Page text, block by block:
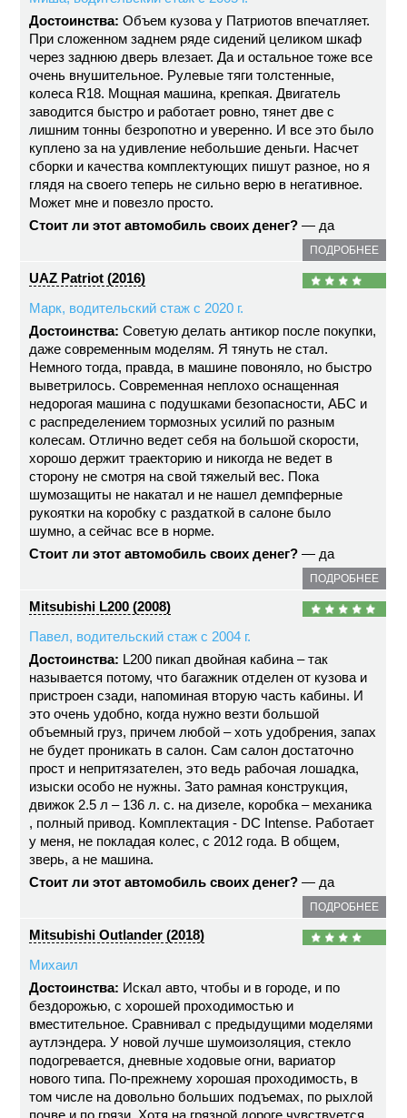
Достоинства: Объем кузова у Патриотов впечатляет.
При сложенном заднем ряде сидений целиком шкаф
через заднюю дверь влезает. Да и остальное тоже все
очень внушительное. Рулевые тяги толстенные,
колеса R18. Мощная машина, крепкая. Двигатель
заводится быстро и работает ровно, тянет две с
лишним тонны безропотно и уверенно. И все это было
куплено за на удивление небольшие деньги. Насчет
сборки и качества комплектующих пишут разное, но я
глядя на своего теперь не сильно верю в негативное.
Может мне и повезло просто.
Стоит ли этот автомобиль своих денег? — да
ПОДРОБНЕЕ
UAZ Patriot (2016)
Марк, водительский стаж с 2020 г.
Достоинства: Советую делать антикор после покупки,
даже современным моделям. Я тянуть не стал.
Немного тогда, правда, в машине повоняло, но быстро
выветрилось. Современная неплохо оснащенная
недорогая машина с подушками безопасности, АБС и
с распределением тормозных усилий по разным
колесам. Отлично ведет себя на большой скорости,
хорошо держит траекторию и никогда не ведет в
сторону не смотря на свой тяжелый вес. Пока
шумозащиты не накатал и не нашел демпферные
рукоятки на коробку с раздаткой в салоне было
шумно, а сейчас все в норме.
Стоит ли этот автомобиль своих денег? — да
ПОДРОБНЕЕ
Mitsubishi L200 (2008)
Павел, водительский стаж с 2004 г.
Достоинства: L200 пикап двойная кабина – так
называется потому, что багажник отделен от кузова и
пристроен сзади, напоминая вторую часть кабины. И
это очень удобно, когда нужно везти большой
объемный груз, причем любой – хоть удобрения, запах
не будет проникать в салон. Сам салон достаточно
прост и непритязателен, это ведь рабочая лошадка,
изыски особо не нужны. Зато рамная конструкция,
движок 2.5 л – 136 л. с. на дизеле, коробка – механика
, полный привод. Комплектация - DC Intense. Работает
у меня, не покладая колес, с 2012 года. В общем,
зверь, а не машина.
Стоит ли этот автомобиль своих денег? — да
ПОДРОБНЕЕ
Mitsubishi Outlander (2018)
Михаил
Достоинства: Искал авто, чтобы и в городе, и по
бездорожью, с хорошей проходимостью и
вместительное. Сравнивал с предыдущими моделями
аутлэндера. У новой лучше шумоизоляция, стекло
подогревается, дневные ходовые огни, вариатор
нового типа. По-прежнему хорошая проходимость, в
том числе на довольно больших подъемах, по рыхлой
почве и по грязи. Хотя на грязной дороге чувствуется